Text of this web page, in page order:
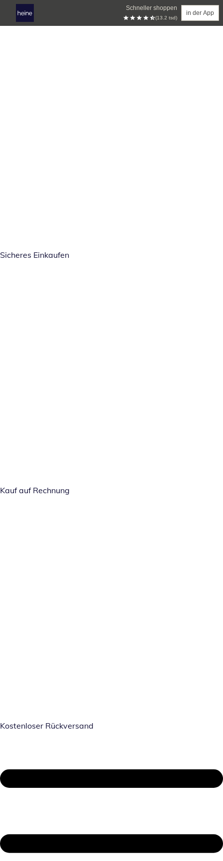
Schneller shoppen
(13.2 tsd)
in der App
Sicheres Einkaufen
Kauf auf Rechnung
Kostenloser Rückversand